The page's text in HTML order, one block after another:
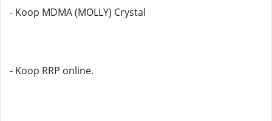
- Koop MDMA (MOLLY) Crystal
- Koop RRP online.